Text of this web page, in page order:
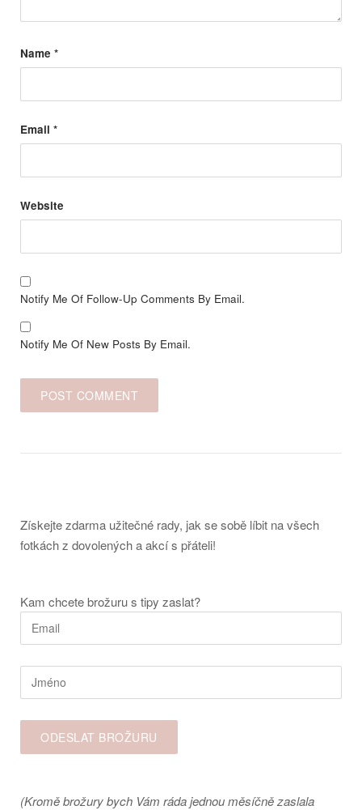
Name *
Email *
Website
Notify Me Of Follow-Up Comments By Email.
Notify Me Of New Posts By Email.
Získejte zdarma užitečné rady, jak se sobě líbit na všech
fotkách z dovolených a akcí s přáteli!
Kam chcete brožuru s tipy zaslat?
(Kromě brožury bych Vám ráda jednou měsíčně zaslala